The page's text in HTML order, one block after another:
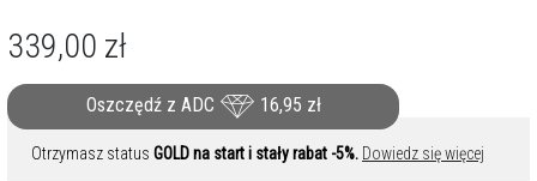
339,00 zł
Oszczędź z ADC 16,95 zł
Otrzymasz status GOLD na start i stały rabat -5%. Dowiedz się więcej